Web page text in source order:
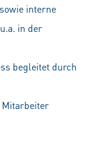
interne
in der
begleitet durch
Mitarbeiter